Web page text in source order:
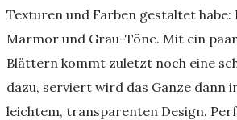
Texturen und Farben gestaltet habe:
Marmor und Grau-Töne. Mit ein
Blättern kommt zuletzt noch eine
dazu, serviert wird das Ganze dann
leichtem, transparenten Design.